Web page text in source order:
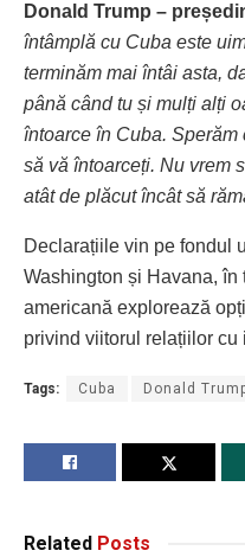
Donald Trump –
întâmplă cu Cuba este
terminăm mai întâi asta,
până când tu și mulți alți
întoarce în Cuba. Sperăm
să vă întoarceți. Nu vrem
atât de plăcut încât să
Declarațiile vin pe fondul
Washington și Havana, în
americană explorează
privind viitorul relațiilor cu
Tags: Cuba Donald
Related Posts